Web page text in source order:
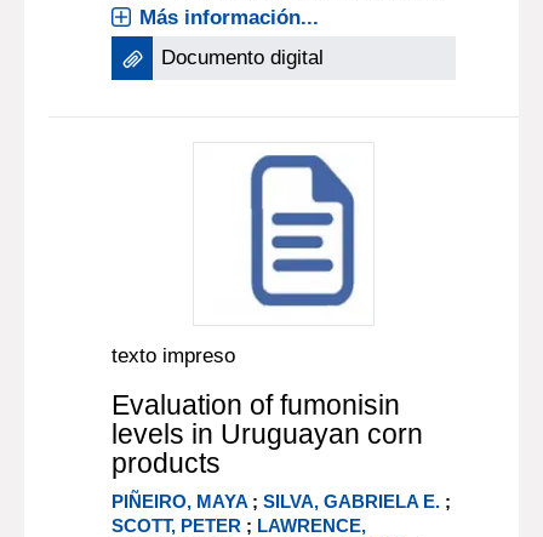
Más información...
Documento digital
texto impreso
Evaluation of fumonisin
levels in Uruguayan corn
products
PIÑEIRO, MAYA ;SILVA, GABRIELA E. ;
SCOTT, PETER ; LAWRENCE,